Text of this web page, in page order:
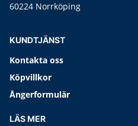
60224 Norrköping
KUNDTJÄNST
Kontakta oss
Köpvillkor
Ångerformulär
LÄS MER